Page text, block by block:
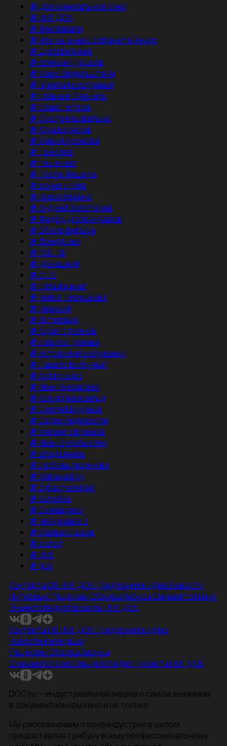
#Документальное кино
#НМГ ДОК
#Фестивали
#Что мы знаем о планете Земля
#Цикл Великие
#Алексей Гуськов
#Марк Эйдельштейн
#Никита Кологривый
#Главные Сериалы
#Саша Петров
#Смотреть фильмы
#Юра Борисов
#Мария Аронова
# Трейлер
#Рецензия
#После Фишера
#Война и Мир
#Новости кино
#Андрей Золотарев
#Федор Добронравов
#Обзор фильма
#Фонд Кино
#РЕН ТВ
#Домашний
#СТС
#Пятый канал
#Чайка Терешкова
#Невский
#Интервью
#Юрий Стоянов
#Лариса Гузеева
#История его служанки
#Павел Прилучный
#Актер кино
#Иван Янковский
#Юлия Пересильд
#Сергей Бурунов
#Сарик Андреасян
#Михаил Ефремов
#Иван Охлобыстин
#Влад Ценев
#Любовь Аксенова
#Милана Бру
#Зубастая няня
#Колобок
#Смешарики
#Чебурашка 3
#Матвей Лыков
#Холод
#НМГ
#док
КонтактыОб НМГ ДОКПредложите идеюНовости
ИнтервьюРецензииОбзорыАнонсыСнимается кино
ЭнциклопедияПроекты НМГ ДОК
КонтактыОб НМГ ДОКПредложите идею
НовостиИнтервью
РецензииОбзорыАнонсы
Снимается кино ЭнциклопедияПроекты НМГ ДОК
DOC.ru — индустриальное медиа о самом значимом
в документальном кино и не только.
Мы рассказываем о киноиндустрии в целом,
предоставляя трибуну всему профессиональному